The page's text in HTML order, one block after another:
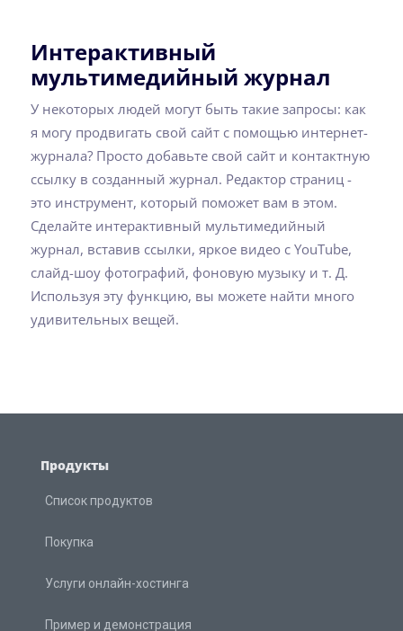
Интерактивный
мультимедийный журнал
У некоторых людей могут быть такие запросы: как
я могу продвигать свой сайт с помощью интернет-
журнала? Просто добавьте свой сайт и контактную
ссылку в созданный журнал. Редактор страниц -
это инструмент, который поможет вам в этом.
Сделайте интерактивный мультимедийный
журнал, вставив ссылки, яркое видео с YouTube,
слайд-шоу фотографий, фоновую музыку и т. Д.
Используя эту функцию, вы можете найти много
удивительных вещей.
Продукты
Список продуктов
Покупка
Услуги онлайн-хостинга
Пример и демонстрация